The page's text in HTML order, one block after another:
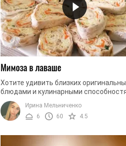
Мимоза в лаваше
Хотите удивить близких
блюдами и кулинарными
Вашим родным надоели классические
рецепты и они ожидают от вас чего-
Ирина Мельниченко
6
60 4.5